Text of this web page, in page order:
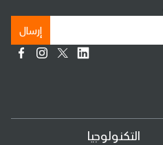
التكنولوجيا
إرسال